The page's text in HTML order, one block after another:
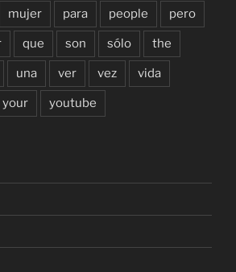
mujer para people pero
que son sólo the
una ver vez vida
your youtube